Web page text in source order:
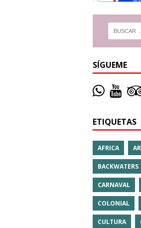
SÍGUEME
ETIQUETAS
AFRICA
BACKWATERS
CARNAVAL
COLONIAL
CULTURA